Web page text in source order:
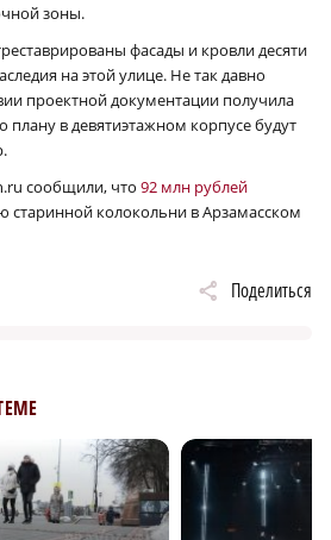
зоны.
фасады и кровли десяти
на этой улице. Не так давно
проектной документации получила
в девятиэтажном корпусе будут
сообщили, что 92 млн рублей
старинной колокольни в Арзамасском
Поделиться